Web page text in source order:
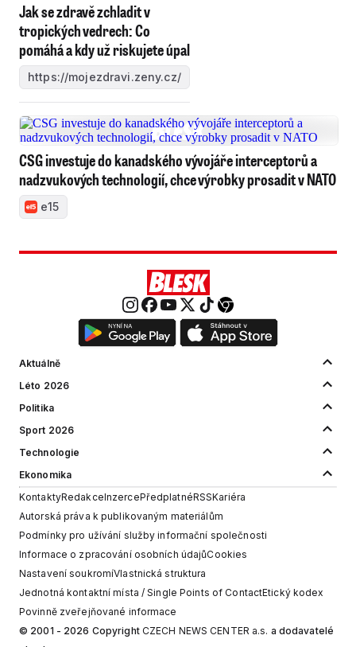
Jak se zdravě zchladit v
tropických vedrech: Co
pomáhá a kdy už riskujete úpal
https://mojezdravi.zeny.cz/
CSG investuje do kanadského vývojáře interceptorů a
nadzvukových technologií, chce výrobky prosadit v NATO
e15
Aktuálně
Léto 2026
Politika
Sport 2026
Technologie
Ekonomika
KontaktyRedakceInzercePředplatnéRSSKariéra
Autorská práva k publikovaným materiálům
Podmínky pro užívání služby informační společnosti
Informace o zpracování osobních údajůCookies
Nastavení soukromíVlastnická struktura
Jednotná kontaktní místa / Single Points of ContactEtický kodex
Povinně zveřejňované informace
© 2001 - 2026 Copyright CZECH NEWS CENTER a.s. a dodavatelé